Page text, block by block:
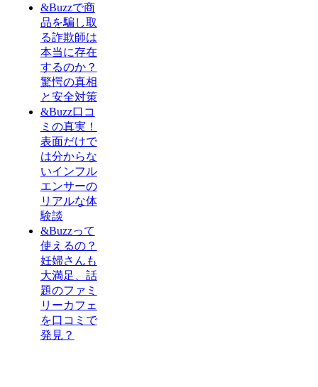
&Buzzで商
品を騙し取
る詐欺師は
本当に存在
するのか？
驚愕の真相
と安全対策
&Buzz口コ
ミの真実！
表面だけで
は分からな
いインフル
エンサーの
リアルな体
験談
&Buzzって
使えるの？
妊婦さんも
大満足、話
題のファミ
リーカフェ
を口コミで
発見？